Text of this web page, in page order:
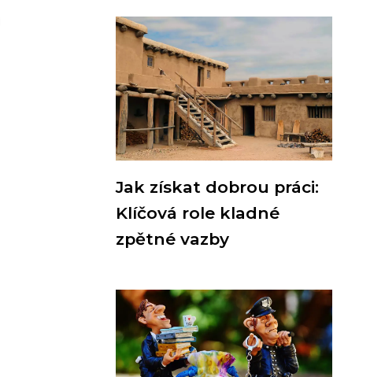
Jak získat dobrou práci:
Klíčová role kladné
zpětné vazby